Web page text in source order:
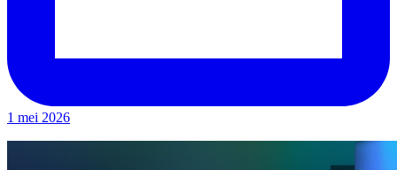
1 mei 2026